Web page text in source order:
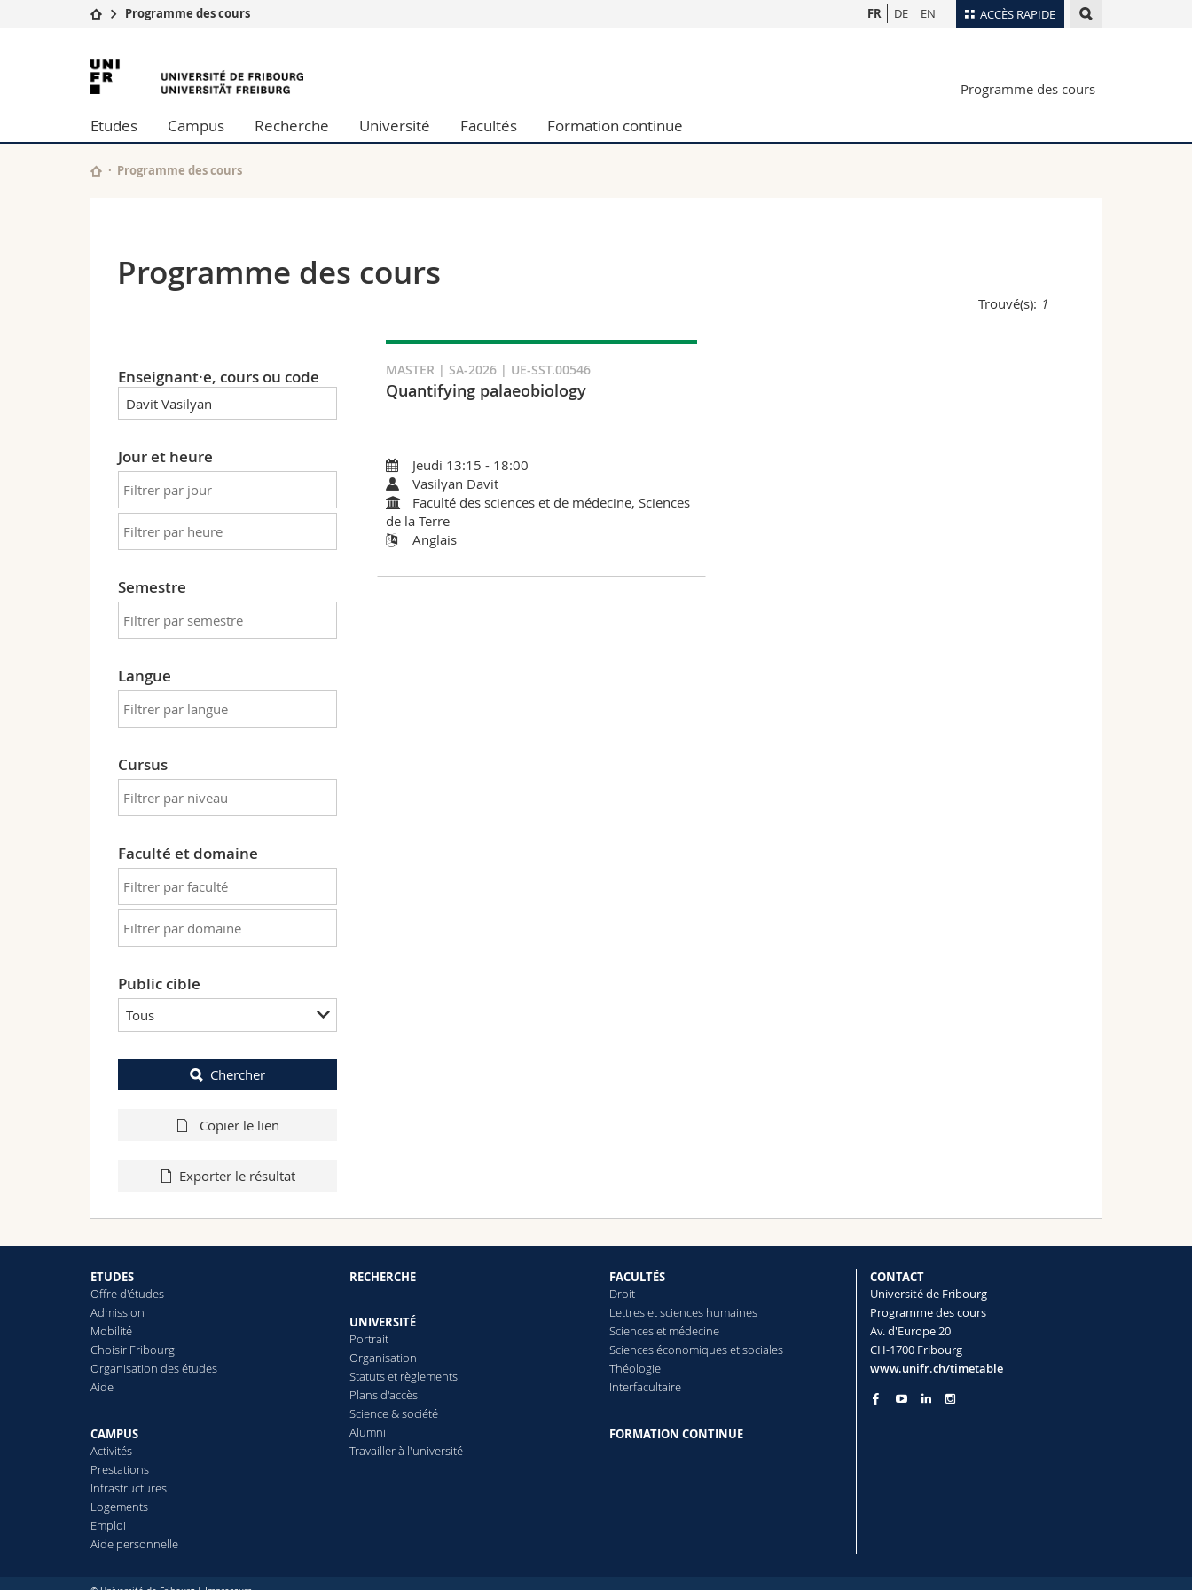
ACCÈS RAPIDE
Université
Recherche
Université
Formation continue
Sciences économiques et sociales et management
Lettres et sciences humaines
Chercheurs
Plan d'accès
Webmail
FR DE EN
Programme des cours
Université
de
Fribourg
Programme des cours
Etudes Campus Recherche Université Facultés Formation continue
Programme des cours
Programme des cours
Trouvé(s): 1
Enseignant·e, cours ou code
Jour et heure
Semestre
Langue
Cursus
Faculté et domaine
Public cible
Tous
Chercher
Copier le lien
Exporter le résultat
MASTER | SA-2026 | UE-SST.00546
Quantifying palaeobiology
Jeudi 13:15 - 18:00
Vasilyan Davit
Faculté des sciences et de médecine, Sciences
de la Terre
Anglais
ETUDES
Offre d'études
Admission
Mobilité
Choisir Fribourg
Organisation des études
Aide
CAMPUS
Activités
Prestations
Infrastructures
Logements
Emploi
Aide personnelle
RECHERCHE
UNIVERSITÉ
Portrait
Organisation
Statuts et règlements
Plans d'accès
Science & société
Alumni
Travailler à l'université
FACULTÉS
Droit
Lettres et sciences humaines
Sciences et médecine
Sciences économiques et sociales
Théologie
Interfacultaire
FORMATION CONTINUE
CONTACT
Université de Fribourg
Programme des cours
Av. d'Europe 20
CH-1700 Fribourg
www.unifr.ch/timetable